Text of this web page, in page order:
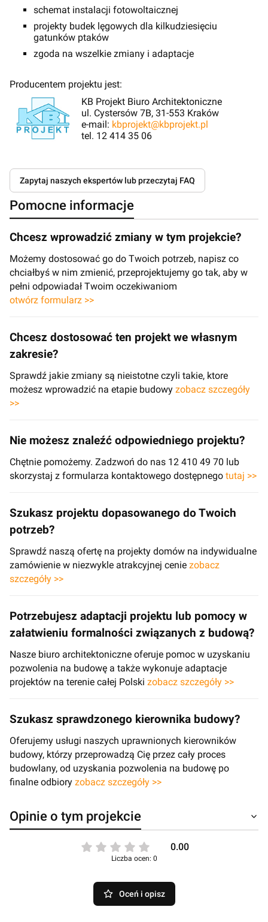
schemat instalacji fotowoltaicznej
projekty budek lęgowych dla kilkudziesięciu
gatunków ptaków
zgoda na wszelkie zmiany i adaptacje
Producentem projektu jest:
KB Projekt Biuro Architektoniczne
ul. Cystersów 7B, 31-553 Kraków
e-mail: kbprojekt@kbprojekt.pl
tel. 12 414 35 06
Zapytaj naszych ekspertów lub przeczytaj FAQ
Pomocne informacje
Chcesz wprowadzić zmiany w tym projekcie?
Możemy dostosować go do Twoich potrzeb, napisz co
chciałbyś w nim zmienić, przeprojektujemy go tak, aby w
pełni odpowiadał Twoim oczekiwaniom
otwórz formularz >>
Chcesz dostosować ten projekt we własnym
zakresie?
Sprawdź jakie zmiany są nieistotne czyli takie, ktore
możesz wprowadzić na etapie budowy zobacz szczegóły
>>
Nie możesz znaleźć odpowiedniego projektu?
Chętnie pomożemy. Zadzwoń do nas 12 410 49 70 lub
skorzystaj z formularza kontaktowego dostępnego tutaj >>
Szukasz projektu dopasowanego do Twoich
potrzeb?
Sprawdź naszą ofertę na projekty domów na indywidualne
zamówienie w niezwykle atrakcyjnej cenie zobacz
szczegóły >>
Potrzebujesz adaptacji projektu lub pomocy w
załatwieniu formalności związanych z budową?
Nasze biuro architektoniczne oferuje pomoc w uzyskaniu
pozwolenia na budowę a także wykonuje adaptacje
projektów na terenie całej Polski zobacz szczegóły >>
Szukasz sprawdzonego kierownika budowy?
Oferujemy usługi naszych uprawnionych kierowników
budowy, którzy przeprowadzą Cię przez cały proces
budowlany, od uzyskania pozwolenia na budowę po
finalne odbiory zobacz szczegóły >>
Opinie o tym projekcie
0.00
Liczba ocen: 0
Oceń i opisz